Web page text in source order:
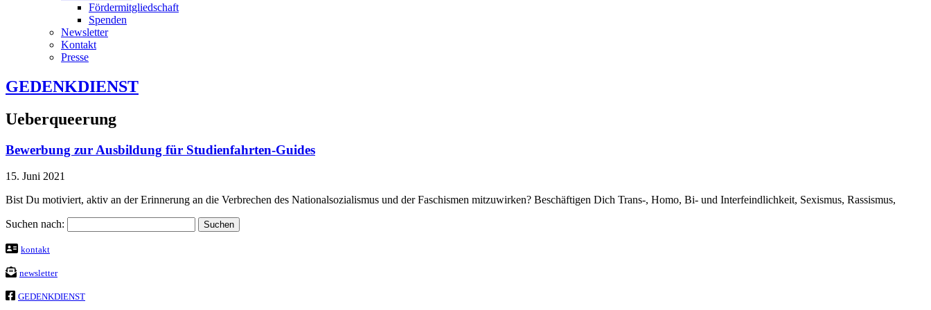
Fördermitgliedschaft
Spenden
Newsletter
Kontakt
Presse
GEDENKDIENST
Ueberqueerung
Bewerbung zur Ausbildung für Studienfahrten-Guides
15. Juni 2021
Bist Du motiviert, aktiv an der Erinnerung an die Verbrechen des Nationalsozialismus und der Faschismen mitzuwirken? Beschäftigen Dich Trans-, Homo, Bi- und Interfeindlichkeit, Sexismus, Rassismus,
Suchen nach:
kontakt
newsletter
GEDENKDIENST